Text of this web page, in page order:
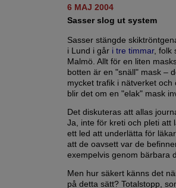
6 MAJ 2004
Sasser slog ut system
Sasser stängde
i Lund i går i tre timmar, folk
Malmö. Allt för en liten
botten är en "snäll" mask –
mycket trafik i nätverket
blir det om en "elak" mask
Det diskuteras att allas
Ja, inte för kreti och pleti att
ett led att underlätta för
att de oavsett var de
exempelvis genom bärbara
Men hur säkert känns det
på detta sätt? Totalstopp,